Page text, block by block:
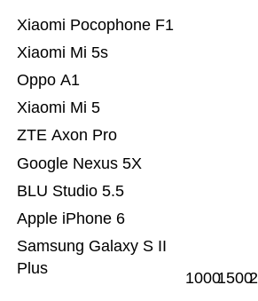
Samsung Galaxy S II
Plus
Apple iPhone 6
BLU Studio 5.5
Google Nexus 5X
ZTE Axon Pro
Xiaomi Mi 5
Oppo A1
Xiaomi Mi 5s
Xiaomi Pocophone F1
10001500